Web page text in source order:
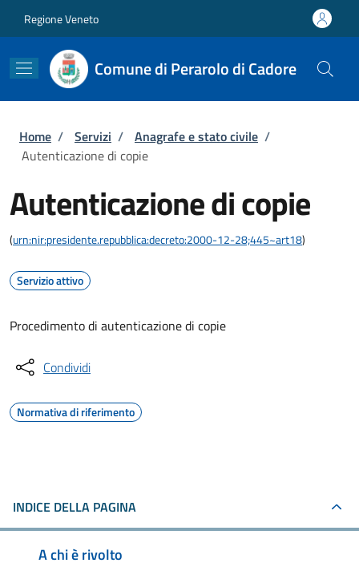
Regione Veneto
Comune di Perarolo di Cadore
Briciole di pane
Home / Servizi / Anagrafe e stato civile /
Autenticazione di copie
Autenticazione di copie
(urn:nir:presidente.repubblica:decreto:2000-12-28;445~art18)
Servizio attivo
Procedimento di autenticazione di copie
Condividi
Normativa di riferimento
INDICE DELLA PAGINA
A chi è rivolto